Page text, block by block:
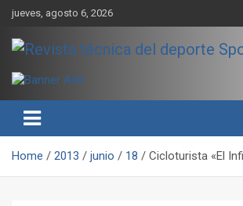
Skip
content
jueves, agosto 6, 2026
Revista técnica del
Sport Training
rendimiento, nutrición y entrenamiento.
Home 2013 junio 18 Cicloturista «El